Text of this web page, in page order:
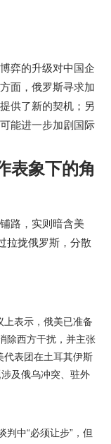
弈的升级对中国企
面，俄罗斯寻求加
供了新的契机；另
能进一步加剧国际
表象下的角
路，实则暗含美
拉拢俄罗斯，分散
上表示，俄美已准备
除西方干扰，并主张
代表团在土耳其伊斯
及俄乌冲突、驻外
判中“必须让步”，但